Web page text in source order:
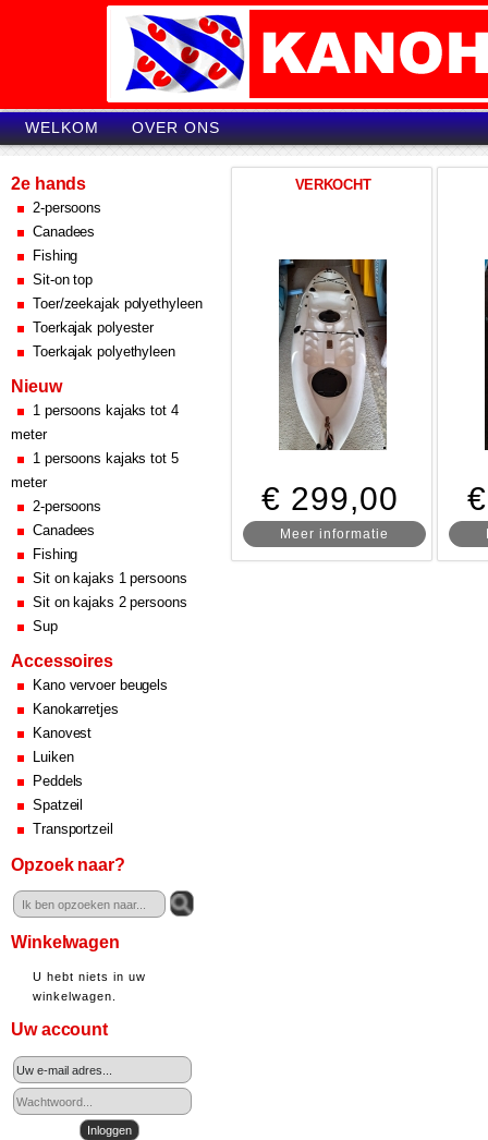
WELKOM OVER ONS
2e hands
2-persoons
Canadees
Fishing
Sit-on top
Toer/zeekajak polyethyleen
Toerkajak polyester
Toerkajak polyethyleen
Nieuw
1 persoons kajaks tot 4
meter
1 persoons kajaks tot 5
meter
2-persoons
Canadees
Fishing
Sit on kajaks 1 persoons
Sit on kajaks 2 persoons
Sup
Accessoires
Kano vervoer beugels
Kanokarretjes
Kanovest
Luiken
Peddels
Spatzeil
Transportzeil
Opzoek naar?
Winkelwagen
U hebt niets in uw
winkelwagen.
Uw account
VERKOCHT
€ 299,00
Meer informatie